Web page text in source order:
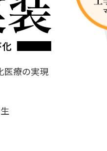
医療の実現